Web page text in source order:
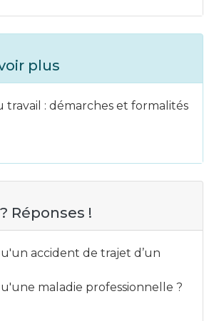
plus
travail : démarches et formalités
Réponses !
accident de trajet d’un
maladie professionnelle ?